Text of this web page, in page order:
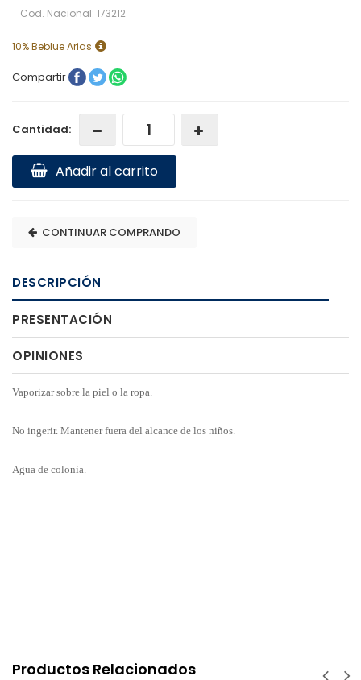
Cod. Nacional: 173212
10% Beblue Arias
Compartir
Cantidad:
Añadir al carrito
CONTINUAR COMPRANDO
DESCRIPCIÓN
PRESENTACIÓN
OPINIONES
Vaporizar sobre la piel o la ropa.
No ingerir. Mantener fuera del alcance de los niños.
Agua de colonia.
Productos Relacionados